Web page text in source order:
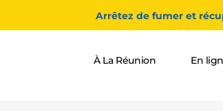
Arrêtez de fumer et
À La Réunion En